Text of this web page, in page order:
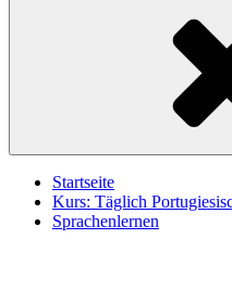
Startseite
Kurs: Täglich
Sprachenlernen